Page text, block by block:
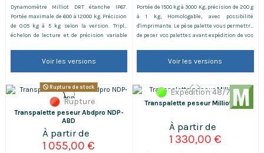
Dynamomètre Milliot DRT étanche IP67.
Portée maximale de 600 à 12000 kg. Précision
de 0.05 kg à 5 kg selon la version. Triple
échelon de lecture et de précision variable
fermeture de sécurité.Voir les versions
Portée de 1500 kg à 3000 Kg, précision de 200 g
à 1 kg, Homologable, avec possibilité
d'imprimante. Le pèse palette vous permettra
de peser vos palettes avant expédition de vos
sa poignée. Vous pourrez le ranger dans un
coin de votre zone logistique avec aisance.
Voir les versions
Rupture de stock
Transpalette peseur Abdpro NDP-
ABD
Rupture
1 055,00 €
Transpalette peseur Milliot TPS
Expédition 48/72h
1 330,00 €